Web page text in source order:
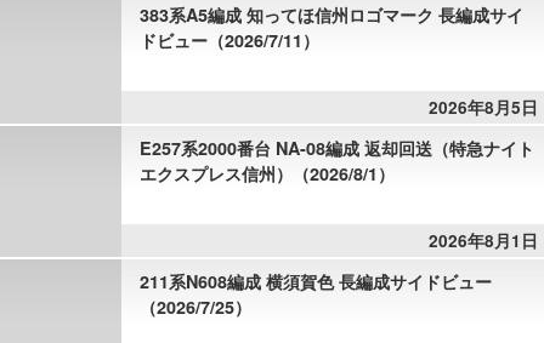
383系A5編成 知ってほ信州ロゴマーク 長編成サイ
ドビュー（2026/7/11）
2026年8月5日
E257系2000番台 NA-08編成 返却回送（特急ナイト
エクスプレス信州）（2026/8/1）
2026年8月1日
211系N608編成 横須賀色 長編成サイドビュー
（2026/7/25）